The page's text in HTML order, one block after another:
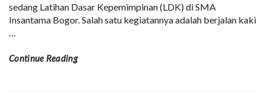
sedang Latihan Dasar Kepemimpinan (LDK) di SMA
Insantama Bogor. Salah satu kegiatannya adalah berjalan kaki
…
Continue Reading